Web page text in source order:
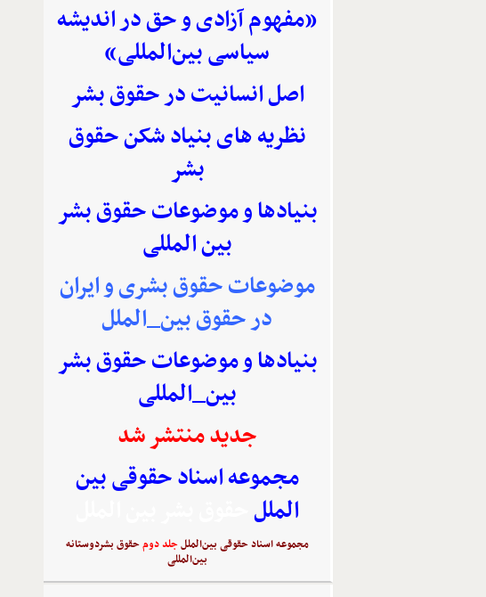
«مفهوم آزادی و حق در اندیشه
سیاسی بین‌المللی»
اصل انسانیت در حقوق بشر
نظریه های بنیاد شکن حقوق
بشر
بنیادها و موضوعات حقوق بشر
بین المللی
موضوعات حقوق بشری و ایران
در حقوق بین_الملل
بنیادها و موضوعات حقوق بشر
بین_المللی
جدید منتشر شد
مجموعه اسناد حقوقی بین
الملل
مجموعه اسناد حقوقی بین‌المللجلد دومحقوق بشردوستانه
بین‌المللی